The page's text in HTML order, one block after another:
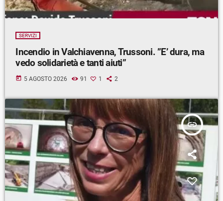
SERVIZI
Incendio in Valchiavenna, Trussoni. ”E’ dura, ma
vedo solidarietà e tanti aiuti”
today 5 AGOSTO 2026 91 1 2
insert_link